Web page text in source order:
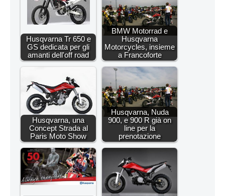
Husqvarna Tr 650 e
GS dedicata per gli
amanti dell'off road
BMW Motorrad e
Husqvarna
Motorcycles, insieme
a Francoforte
Husqvarna, una
Concept Strada al
Paris Moto Show
Husqvarna, Nuda
900, e 900 R già on
line per la
prenotazione